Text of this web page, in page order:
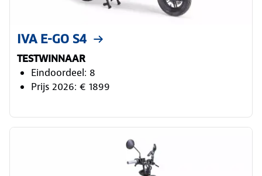
IVA E-GO S4
TESTWINNAAR
Eindoordeel: 8
Prijs 2026: € 1899